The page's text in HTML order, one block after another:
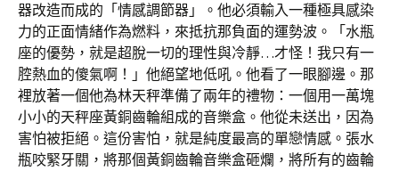
器改造而成的「情感調節器」。他必須輸入一種極具感染
力的正面情緒作為燃料，來抵抗那負面的運勢波。「水瓶
座的優勢，就是超脫一切的理性與冷靜…才怪！我只有一
腔熱血的傻氣啊！」他絕望地低吼。他看了一眼腳邊。那
裡放著一個他為林天秤準備了兩年的禮物：一個用一萬塊
小小的天秤座黃銅齒輪組成的音樂盒。他從未送出，因為
害怕被拒絕。這份害怕，就是純度最高的單戀情感。張水
瓶咬緊牙關，將那個黃銅齒輪音樂盒砸爛，將所有的齒輪